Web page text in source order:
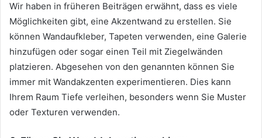
Wir haben in früheren Beiträgen erwähnt, dass es viele
Möglichkeiten gibt, eine Akzentwand zu erstellen. Sie
können Wandaufkleber, Tapeten verwenden, eine Galerie
hinzufügen oder sogar einen Teil mit Ziegelwänden
platzieren. Abgesehen von den genannten können Sie
immer mit Wandakzenten experimentieren. Dies kann
Ihrem Raum Tiefe verleihen, besonders wenn Sie Muster
oder Texturen verwenden.